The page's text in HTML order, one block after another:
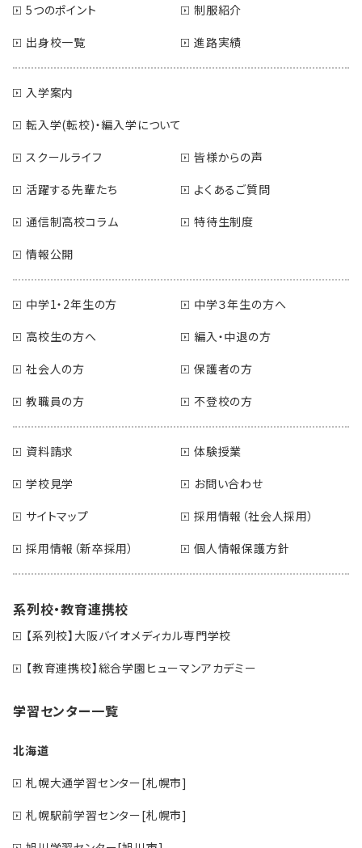
5つのポイント
制服紹介
出身校一覧
進路実績
入学案内
転入学(転校)・編入学について
スクールライフ
皆様からの声
活躍する先輩たち
よくあるご質問
通信制高校コラム
特待生制度
情報公開
中学1・2年生の方
中学３年生の方へ
高校生の方へ
編入・中退の方
社会人の方
保護者の方
教職員の方
不登校の方
資料請求
体験授業
学校見学
お問い合わせ
サイトマップ
採用情報（社会人採用）
採用情報（新卒採用）
個人情報保護方針
系列校・教育連携校
【系列校】大阪バイオメディカル専門学校
【教育連携校】総合学園ヒューマンアカデミー
学習センター一覧
北海道
札幌大通学習センター[札幌市]
札幌駅前学習センター[札幌市]